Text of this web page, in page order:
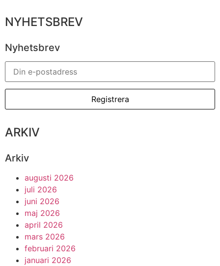
NYHETSBREV
Nyhetsbrev
ARKIV
Arkiv
augusti 2026
juli 2026
juni 2026
maj 2026
april 2026
mars 2026
februari 2026
januari 2026